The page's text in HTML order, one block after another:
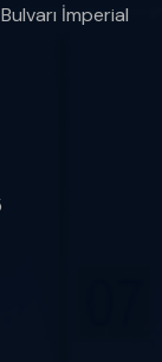
İmperial